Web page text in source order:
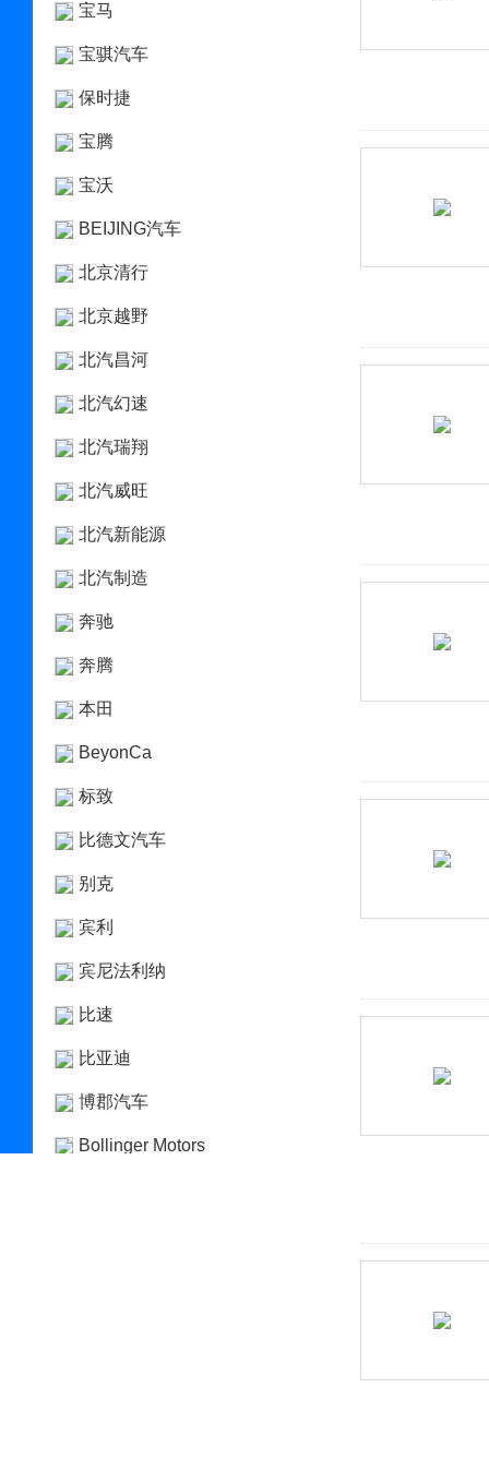
宝马
宝骐汽车
保时捷
宝腾
宝沃
BEIJING汽车
北京清行
北京越野
北汽昌河
北汽幻速
北汽瑞翔
北汽威旺
北汽新能源
北汽制造
奔驰
奔腾
本田
BeyonCa
标致
比德文汽车
别克
宾利
宾尼法利纳
比速
比亚迪
博郡汽车
Bollinger Motors